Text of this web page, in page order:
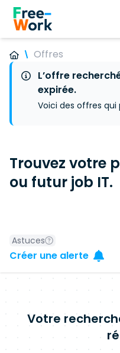
Offres
L’offre
expirée.
Voici des offres
Trouvez votre
ou futur job IT.
Astuces
Créer une alerte
Votre